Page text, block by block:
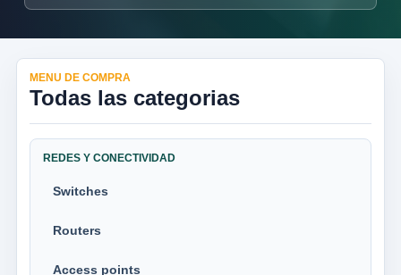
MENU DE COMPRA
Todas las categorias
REDES Y CONECTIVIDAD
Switches
Routers
Access points